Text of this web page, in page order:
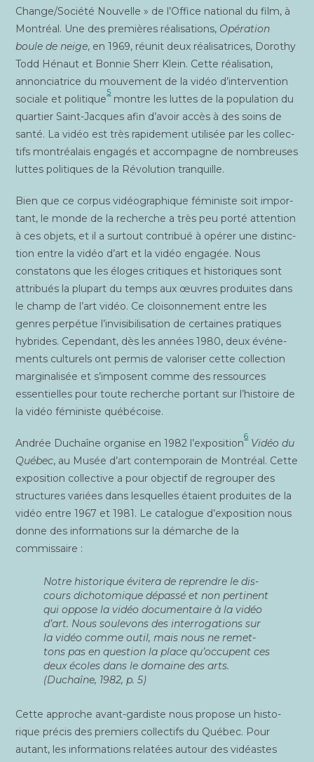
Change/Société Nou­velle » de l’Office natio­nal du film, à
Mont­réal. Une des pre­mières réa­li­sa­tions, Opé­ra­tion
boule de neige, en 1969, réunit deux réa­li­sa­trices, Doro­thy
Todd Hénaut et Bon­nie Sherr Klein. Cette réa­li­sa­tion,
annon­cia­trice du mou­ve­ment de la vidéo d’intervention
sociale et poli­tique
5
montre les luttes de la popu­la­tion du
quar­tier Saint-Jacques afin d’avoir accès à des soins de
san­té. La vidéo est très rapi­de­ment uti­li­sée par les col­lec­
tifs mont­réa­lais enga­gés et accom­pagne de nom­breuses
luttes poli­tiques de la Révo­lu­tion tranquille.
Bien que ce cor­pus vidéo­gra­phique fémi­niste soit impor­
tant, le monde de la recherche a très peu por­té atten­tion
à ces objets, et il a sur­tout contri­bué à opé­rer une dis­tinc­
tion entre la vidéo d’art et la vidéo enga­gée. Nous
consta­tons que les éloges cri­tiques et his­to­riques sont
attri­bués la plu­part du temps aux œuvres pro­duites dans
le champ de l’art vidéo. Ce cloi­son­ne­ment entre les
genres per­pé­tue l’invisibilisation de cer­taines pra­tiques
hybrides. Cepen­dant, dès les années 1980, deux évé­ne­
ments cultu­rels ont per­mis de valo­ri­ser cette col­lec­tion
mar­gi­na­li­sée et s’imposent comme des res­sources
essen­tielles pour toute recherche por­tant sur l’histoire de
la vidéo fémi­niste québécoise.
Andrée Duchaîne orga­nise en 1982 l’exposition
6
Vidéo du
Qué­bec, au Musée d’art contem­po­rain de Mont­réal. Cette
expo­si­tion col­lec­tive a pour objec­tif de regrou­per des
struc­tures variées dans les­quelles étaient pro­duites de la
vidéo entre 1967 et 1981. Le cata­logue d’exposition nous
donne des infor­ma­tions sur la démarche de la
commissaire :
Notre his­to­rique évi­te­ra de reprendre le dis­
cours dicho­to­mique dépas­sé et non per­ti­nent
qui oppose la vidéo docu­men­taire à la vidéo
d’art. Nous sou­le­vons des inter­ro­ga­tions sur
la vidéo comme outil, mais nous ne remet­
tons pas en ques­tion la place qu’occupent ces
deux écoles dans le domaine des arts.
(Duchaîne, 1982, p. 5)
Cette approche avant-gar­diste nous pro­pose un his­to­
rique pré­cis des pre­miers col­lec­tifs du Qué­bec. Pour
autant, les infor­ma­tions rela­tées autour des vidéastes